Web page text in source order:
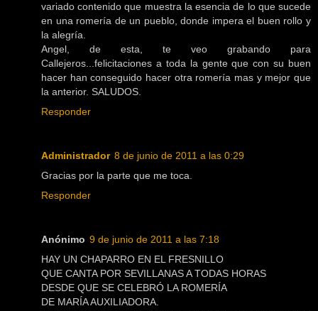
variado contenido que muestra la esencia de lo que sucede
en una romería de un pueblo, donde impera el buen rollo y
la alegría.
Angel, de esta, te veo grabando para
Callejeros...felicitaciones a toda la gente que con su buen
hacer han conseguido hacer otra romería mas y mejor que
la anterior. SALUDOS.
Responder
Administrador 8 de junio de 2011 a las 0:29
Gracias por la parte que me toca.
Responder
Anónimo 9 de junio de 2011 a las 7:18
HAY UN CHAPARRO EN EL FRESNILLO
QUE CANTA POR SEVILLANAS A TODAS HORAS
DESDE QUE SE CELEBRÓ LA ROMERÍA
DE MARÍA AUXILIADORA.